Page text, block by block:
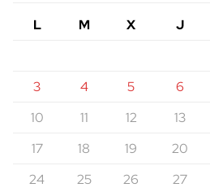
L
M X J
3
4 5 6
10
11 12 13
17
18 19 20
24
25 26 27